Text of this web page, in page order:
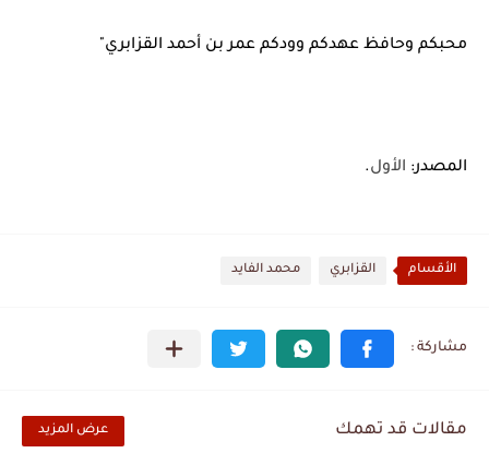
محبكم وحافظ عهدكم وودكم عمر بن أحمد القزابري"
المصدر: الأول.
الأقسام القزابري محمد الفايد
مقالات قد تهمك عرض المزيد